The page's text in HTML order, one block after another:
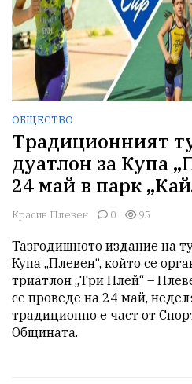
ОБЩЕСТВО
Традиционният
дуатлон за Купа
24 май в парк
Красив Плевен 0 95
Тазгодишното издание на
Купа „Плевен“, който се
триатлон „Три Плей“ –
се проведе на 24 май,
традиционно е част от
Общината.